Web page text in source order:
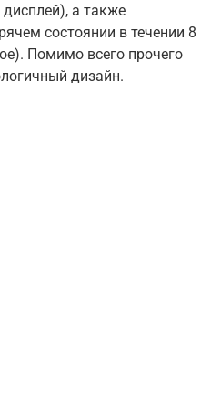
а также
состоянии в течении 8
Помимо всего прочего
дизайн.